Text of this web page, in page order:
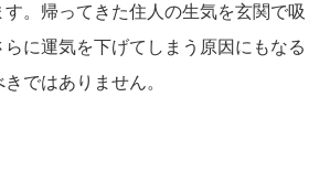
。帰ってきた住人の生気を玄関で吸
に運気を下げてしまう原因にもなる
ではありません。